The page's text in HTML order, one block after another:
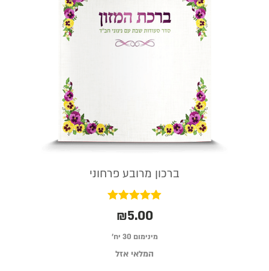
ברכון מרובע פרחוני
דורג
5.00
₪5.00
מינימום 30 יח׳
המלאי אזל